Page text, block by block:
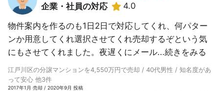
企業・社員の対応
4.0
物件案内を作るのも1日2日で対応してくれ、何パター
ンか用意してくれ選択させてくれ売却するぞという気
にもさせてくれました。夜遅くにメール...続きをみる
江戸川区の分譲マンションを4,550万円で売却 / 40代男性 / 知名度があ
って安心 他3件
2017年1月 売却 / 2020年9月 投稿